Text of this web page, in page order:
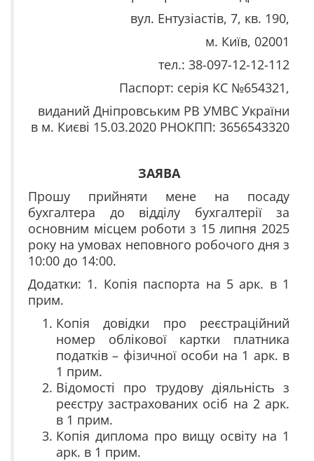
вул. Ентузіастів, 7, кв. 190,
м. Київ, 02001
тел.: 38-097-12-12-112
Паспорт: серія КС №654321,
виданий Дніпровським РВ УМВС України
в м. Києві 15.03.2020 РНОКПП: 3656543320
ЗАЯВА
Прошу прийняти мене на посаду
бухгалтера до відділу бухгалтерії за
основним місцем роботи з 15 липня 2025
року на умовах неповного робочого дня з
10:00 до 14:00.
Додатки: 1. Копія паспорта на 5 арк. в 1
прим.
Копія довідки про реєстраційний
номер облікової картки платника
податків – фізичної особи на 1 арк. в
1 прим.
Відомості про трудову діяльність з
реєстру застрахованих осіб на 2 арк.
в 1 прим.
Копія диплома про вищу освіту на 1
арк. в 1 прим.